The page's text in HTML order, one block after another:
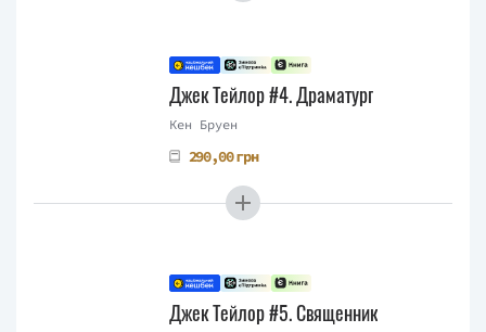
Джек Тейлор #4. Драматург
Кен Бруен
290,00 грн
Джек Тейлор #5. Священник